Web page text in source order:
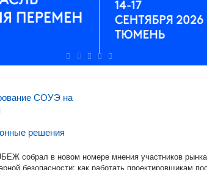
СОУЭ на
решения
собрал в новом номере мнения участников
безопасности: как работать проектировщикам